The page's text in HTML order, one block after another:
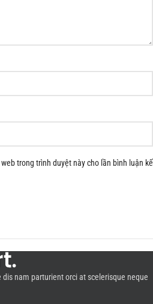
trong trình duyệt này cho lần bình luận kế
nam parturient orci at scelerisque neque